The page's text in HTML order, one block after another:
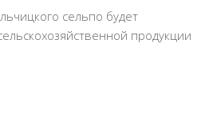
сельпо будет
продукции